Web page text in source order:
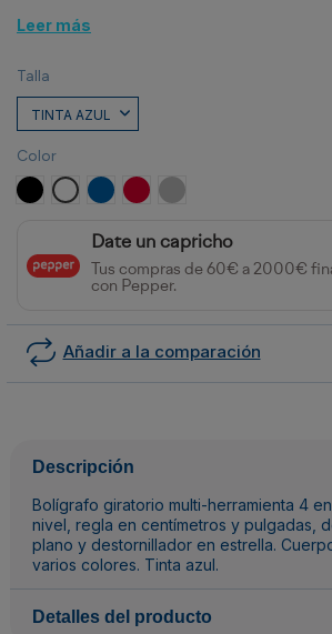
Leer más
Talla
Color
NEGROBLANCOROYAL ROJO PLATA
Date un capricho
Tus compras de 60€ a 2000€
con Pepper.
Añadir a la comparación
Descripción
Bolígrafo giratorio multi-herramienta 4
nivel, regla en centímetros y pulgadas,
plano y destornillador en estrella.
varios colores. Tinta azul.
Detalles del producto